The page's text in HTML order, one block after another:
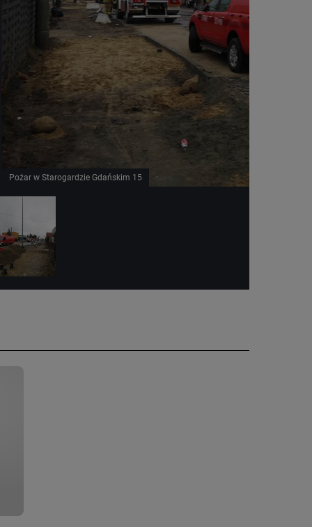
Pożar w Starogardzie Gdańskim 15